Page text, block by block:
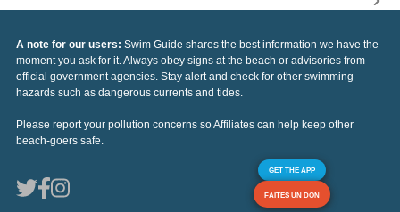
A note for our users: Swim Guide shares the best information we have the
moment you ask for it. Always obey signs at the beach or advisories from
official government agencies. Stay alert and check for other swimming
hazards such as dangerous currents and tides.
Please report your pollution concerns so Affiliates can help keep other
beach-goers safe.
GET THE APP
FAITES UN DON